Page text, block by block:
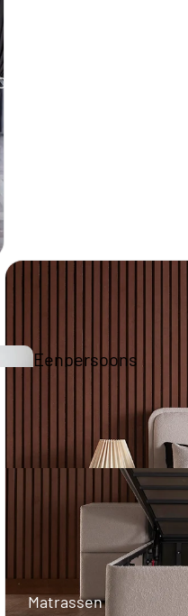
Boxsprings
Boxsprings
Boxsprings
Boxsprings
Boxsprings
Eenpersoons
Matrassen